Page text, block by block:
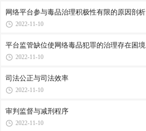
网络平台参与毒品治理积极性有限的原因剖析
2022-11-10
平台监管缺位使网络毒品犯罪的治理存在困境
2022-11-10
司法公正与司法效率
2022-11-10
审判监督与减刑程序
2022-11-10